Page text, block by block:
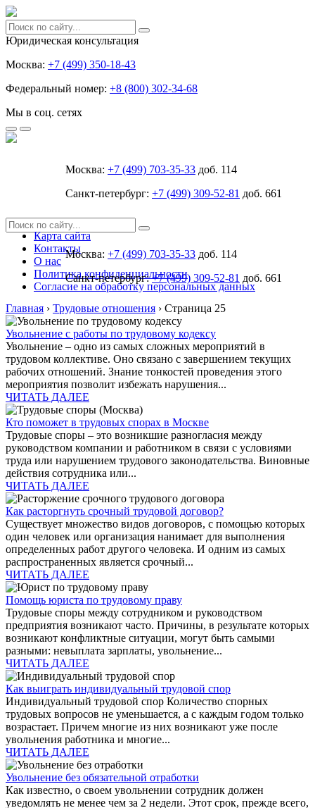
Юридическая консультация
Москва: +7 (499) 350-18-43
Федеральный номер: +8 (800) 302-34-68
Мы в соц. сетях
Москва: +7 (499) 703-35-33 доб. 114
Санкт-петербург: +7 (499) 309-52-81 доб. 661
Карта сайта
Контакты
О нас
Политика конфиденциальности
Согласие на обработку персональных данных
Москва: +7 (499) 703-35-33 доб. 114
Санкт-петербург: +7 (499) 309-52-81 доб. 661
Главная › Трудовые отношения › Страница 25
Увольнение с работы по трудовому кодексу
Увольнение – одно из самых сложных мероприятий в
трудовом коллективе. Оно связано с завершением текущих
рабочих отношений. Знание тонкостей проведения этого
мероприятия позволит избежать нарушения...
ЧИТАТЬ ДАЛЕЕ
Кто поможет в трудовых спорах в Москве
Трудовые споры – это возникшие разногласия между
руководством компании и работником в связи с условиями
труда или нарушением трудового законодательства. Виновные
действия сотрудника или...
ЧИТАТЬ ДАЛЕЕ
Как расторгнуть срочный трудовой договор?
Существует множество видов договоров, с помощью которых
один человек или организация нанимает для выполнения
определенных работ другого человека. И одним из самых
распространенных является срочный...
ЧИТАТЬ ДАЛЕЕ
Помощь юриста по трудовому праву
Трудовые споры между сотрудником и руководством
предприятия возникают часто. Причины, в результате которых
возникают конфликтные ситуации, могут быть самыми
разными: невыплата зарплаты, увольнение...
ЧИТАТЬ ДАЛЕЕ
Как выиграть индивидуальный трудовой спор
Индивидуальный трудовой спор Количество спорных
трудовых вопросов не уменьшается, а с каждым годом только
возрастает. Причем многие из них возникают уже после
увольнения работника и многие...
ЧИТАТЬ ДАЛЕЕ
Увольнение без обязательной отработки
Как известно, о своем увольнении сотрудник должен
уведомлять не менее чем за 2 недели. Этот срок, прежде всего,